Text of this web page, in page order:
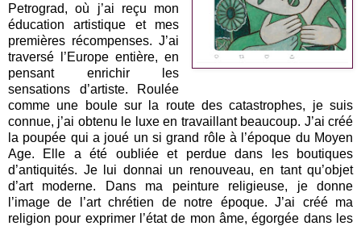
Petrograd, où j’ai reçu mon
éducation artistique et mes
premières récompenses. J’ai
traversé l’Europe entière, en
pensant enrichir les
sensations d’artiste. Roulée
comme une boule sur la route des catastrophes, je suis
connue, j’ai obtenu le luxe en travaillant beaucoup. J’ai créé
la poupée qui a joué un si grand rôle à l’époque du Moyen
Age. Elle a été oubliée et perdue dans les boutiques
d’antiquités. Je lui donnai un renouveau, en tant qu’objet
d’art moderne. Dans ma peinture religieuse, je donne
l’image de l’art chrétien de notre époque. J’ai créé ma
religion pour exprimer l’état de mon âme, égorgée dans les